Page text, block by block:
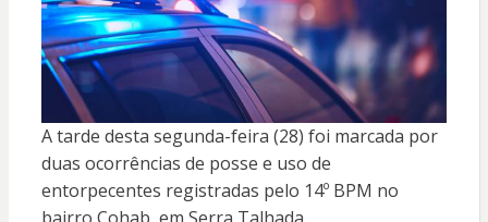
A tarde desta segunda-feira (28) foi marcada por
duas ocorrências de posse e uso de
entorpecentes registradas pelo 14º BPM no